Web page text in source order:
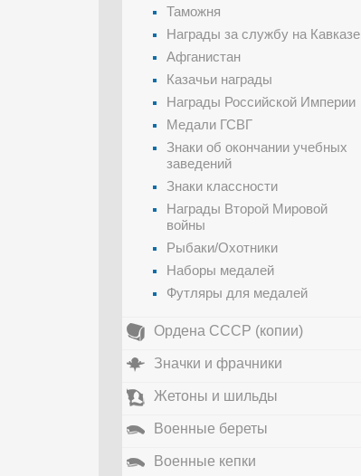
Таможня
Награды за службу на Кавказе
Афганистан
Казачьи награды
Награды Российской Империи
Медали ГСВГ
Знаки об окончании учебных
заведений
Знаки классности
Награды Второй Мировой
войны
Рыбаки/Охотники
Наборы медалей
Футляры для медалей
Ордена СССР (копии)
Значки и фрачники
Жетоны и шильды
Военные береты
Военные кепки